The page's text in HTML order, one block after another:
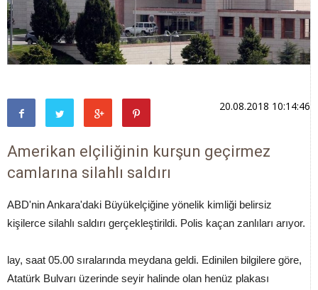
20.08.2018 10:14:46
Amerikan elçiliğinin kurşun geçirmez
camlarına silahlı saldırı
ABD'nin Ankara'daki Büyükelçiğine yönelik kimliği belirsiz
kişilerce silahlı saldırı gerçekleştirildi. Polis kaçan zanlıları arıyor.
lay, saat 05.00 sıralarında meydana geldi. Edinilen bilgilere göre,
Atatürk Bulvarı üzerinde seyir halinde olan henüz plakası